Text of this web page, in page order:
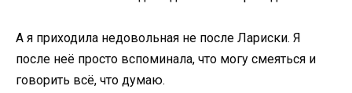
А я приходила недовольная не после Лариски. Я
после неё просто вспоминала, что могу смеяться и
говорить всё, что думаю.